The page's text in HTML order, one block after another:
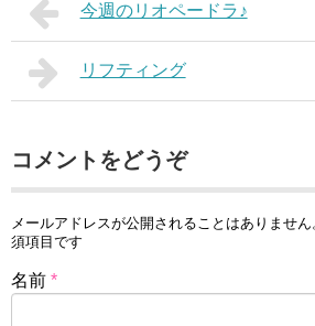
今週のリオペードラ♪
リフティング
コメントをどうぞ
メールアドレスが公開されることはありません
須項目です
名前 *